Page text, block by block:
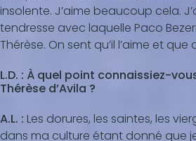
insolente. J’aime beaucoup cela.
tendresse avec laquelle Paco
Thérèse. On sent qu’il l’aime et
L.D. : À quel point connaissiez-
Thérèse d’Avila ?
A.L. : Les dorures, les saintes, les
dans ma culture étant donné que